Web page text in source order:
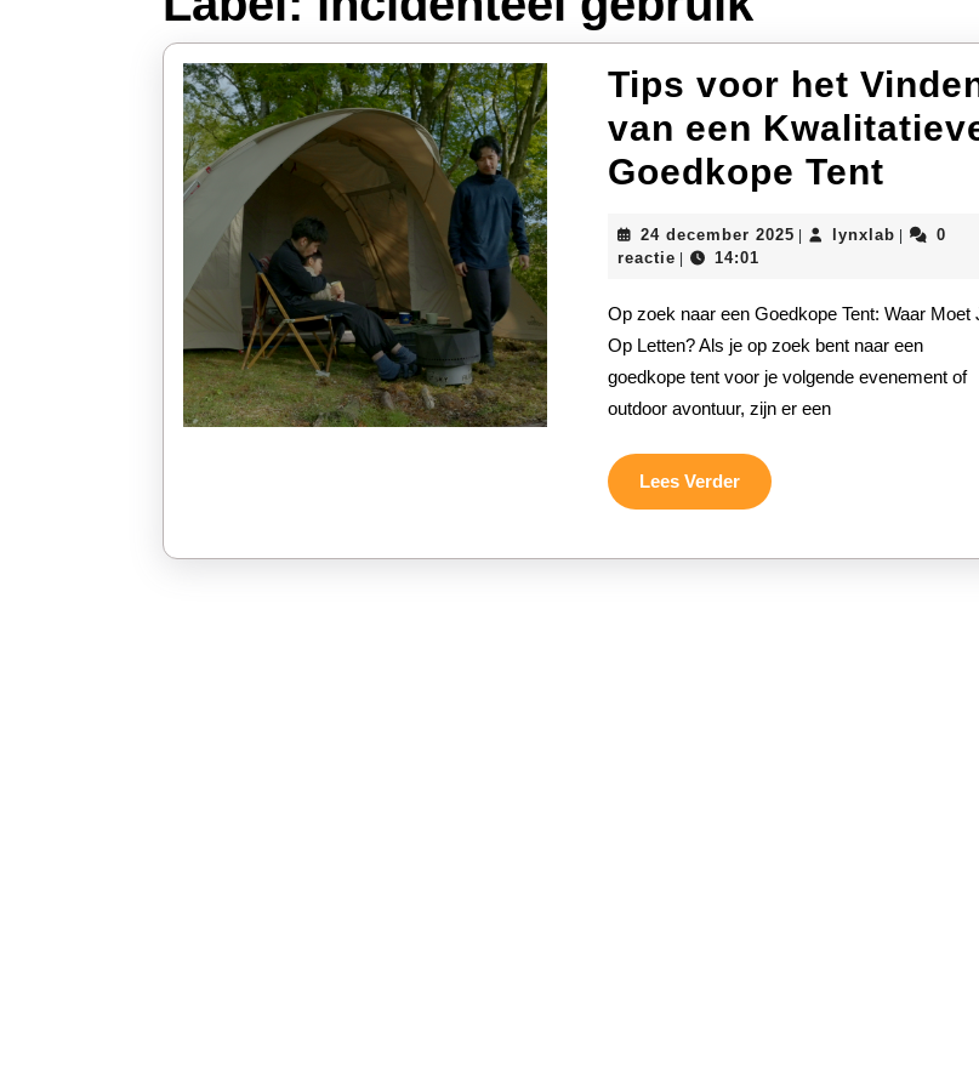
Tips voor het
van een
Goedkope TentTips
het
van
een
24 december 202524
lynxlablynxlab
0
reactie
14:01
Op zoek naar een Goedkope Tent: Waar Moet Je
Op Letten? Als je op zoek bent naar een
goedkope tent voor je volgende evenement of
outdoor avontuur, zijn er een
Lees VerderLees
Verder